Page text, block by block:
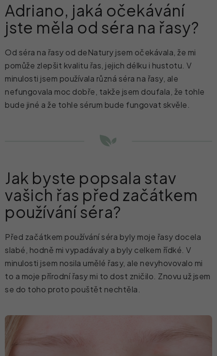
Adriano, jaká očekávání
jste měla od séra na řasy?
Od séra na řasy od deNatury jsem očekávala, že mi
pomůže zlepšit kvalitu řas, jejich délku i hustotu. V
minulosti jsem používala různá séra na řasy, ale
nefungovala moc dobře, takže jsem doufala, že tohle
bude jiné a že tohle sérum bude fungovat skvěle.
Jak byste popsala stav
vašich řas před začátkem
používání séra?
Před začátkem používání séra byly moje řasy docela
slabé, hodně mi vypadávaly a byly celkem řídké. V
minulosti jsem nosila umělé řasy, ale nevyhovovalo mi
to a moje přírodní řasy mi to dost zničilo. Znovu už jsem
se do toho proto pouštět nechtěla.